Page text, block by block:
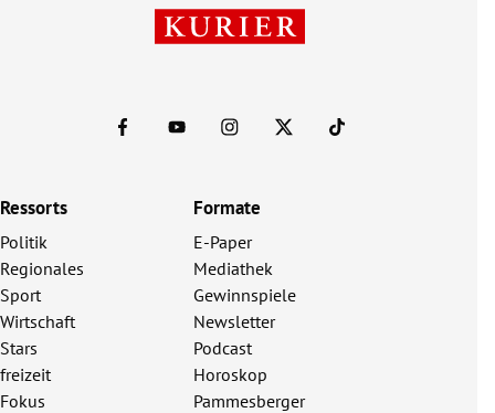
Ressorts
Politik
Regionales
Sport
Wirtschaft
Stars
freizeit
Fokus
Formate
E-Paper
Mediathek
Gewinnspiele
Newsletter
Podcast
Horoskop
Pammesberger